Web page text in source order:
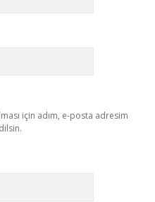
için adım, e-posta adresim